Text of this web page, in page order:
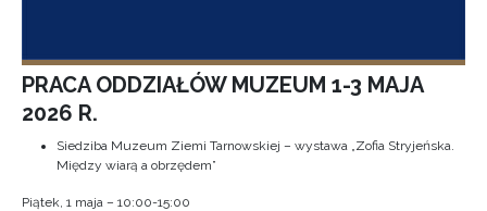
PRACA ODDZIAŁÓW MUZEUM 1-3 MAJA
2026 R.
Siedziba Muzeum Ziemi Tarnowskiej – wystawa „Zofia Stryjeńska.
Między wiarą a obrzędem”
Piątek, 1 maja – 10:00-15:00